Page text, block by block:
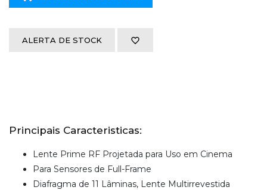
ALERTA DE STOCK
Principais Caracteristicas:
Lente Prime RF Projetada para Uso em Cinema
Para Sensores de Full-Frame
Diafragma de 11 Lâminas, Lente Multirrevestida